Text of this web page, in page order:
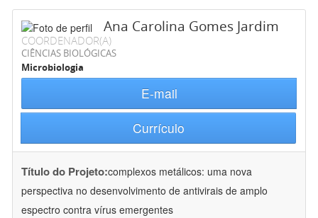
Ana Carolina Gomes Jardim
COORDENADOR(A)
CIÊNCIAS BIOLÓGICAS
Microbiologia
E-mail
Currículo
Título do Projeto:complexos metálicos: uma nova
perspectiva no desenvolvimento de antivirais de amplo
espectro contra vírus emergentes